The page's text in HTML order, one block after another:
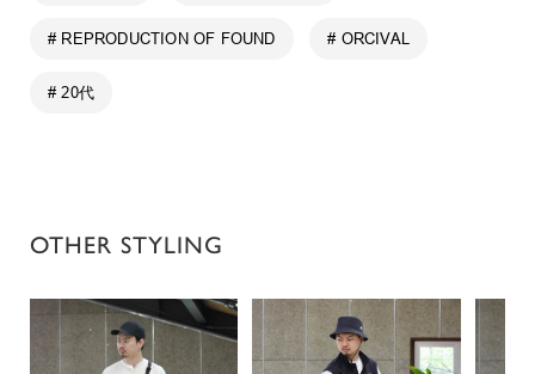
# REPRODUCTION OF FOUND # ORCIVAL
# 20代
OTHER STYLING